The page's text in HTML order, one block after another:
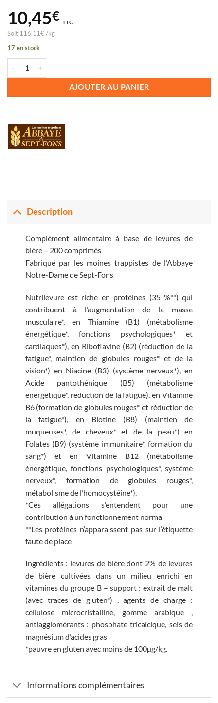
10,45€ TTC
Soit 116,11€ /kg
17 en stock
AJOUTER AU PANIER
Description
Complément alimentaire à base de levures de
bière – 200 comprimés
Fabriqué par les moines trappistes de l’Abbaye
Notre-Dame de Sept-Fons
Nutrilevure est riche en protéines (35 %**) qui
contribuent à l’augmentation de la masse
musculaire*, en Thiamine (B1) (métabolisme
énergétique*, fonctions psychologiques* et
cardiaques*), en Riboflavine (B2) (réduction de la
fatigue*, maintien de globules rouges* et de la
vision*) en Niacine (B3) (système nerveux*), en
Acide pantothénique (B5) (métabolisme
énergétique*, réduction de la fatigue), en Vitamine
B6 (formation de globules rouges* et réduction de
la fatigue*), en Biotine (B8) (maintien de
muqueuses*, de cheveux* et de la peau*) en
Folates (B9) (système immunitaire*, formation du
sang*) et en Vitamine B12 (métabolisme
énergétique, fonctions psychologiques*, système
nerveux*, formation de globules rouges*,
métabolisme de l’homocystéine*).
*Ces allégations s’entendent pour une
contribution à un fonctionnement normal
**Les protéines n’apparaissent pas sur l’étiquette
faute de place
Ingrédients : levures de bière dont 2% de levures
de bière cultivées dans un milieu enrichi en
vitamines du groupe B – support : extrait de malt
(avec traces de gluten*) , agents de charge :
cellulose microcristalline, gomme arabique ,
antiagglomérants : phosphate tricalcique, sels de
magnésium d’acides gras
*pauvre en gluten avec moins de 100µg/kg.
Informations complémentaires